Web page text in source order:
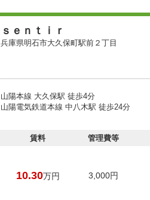
ｓｅｎｔｉｒ
兵庫県明石市大久保町駅前２丁目
山陽本線 大久保駅 徒歩4分
山陽電気鉄道本線 中八木駅 徒歩24分
賃料 管理費等
10.30万円 3,000円